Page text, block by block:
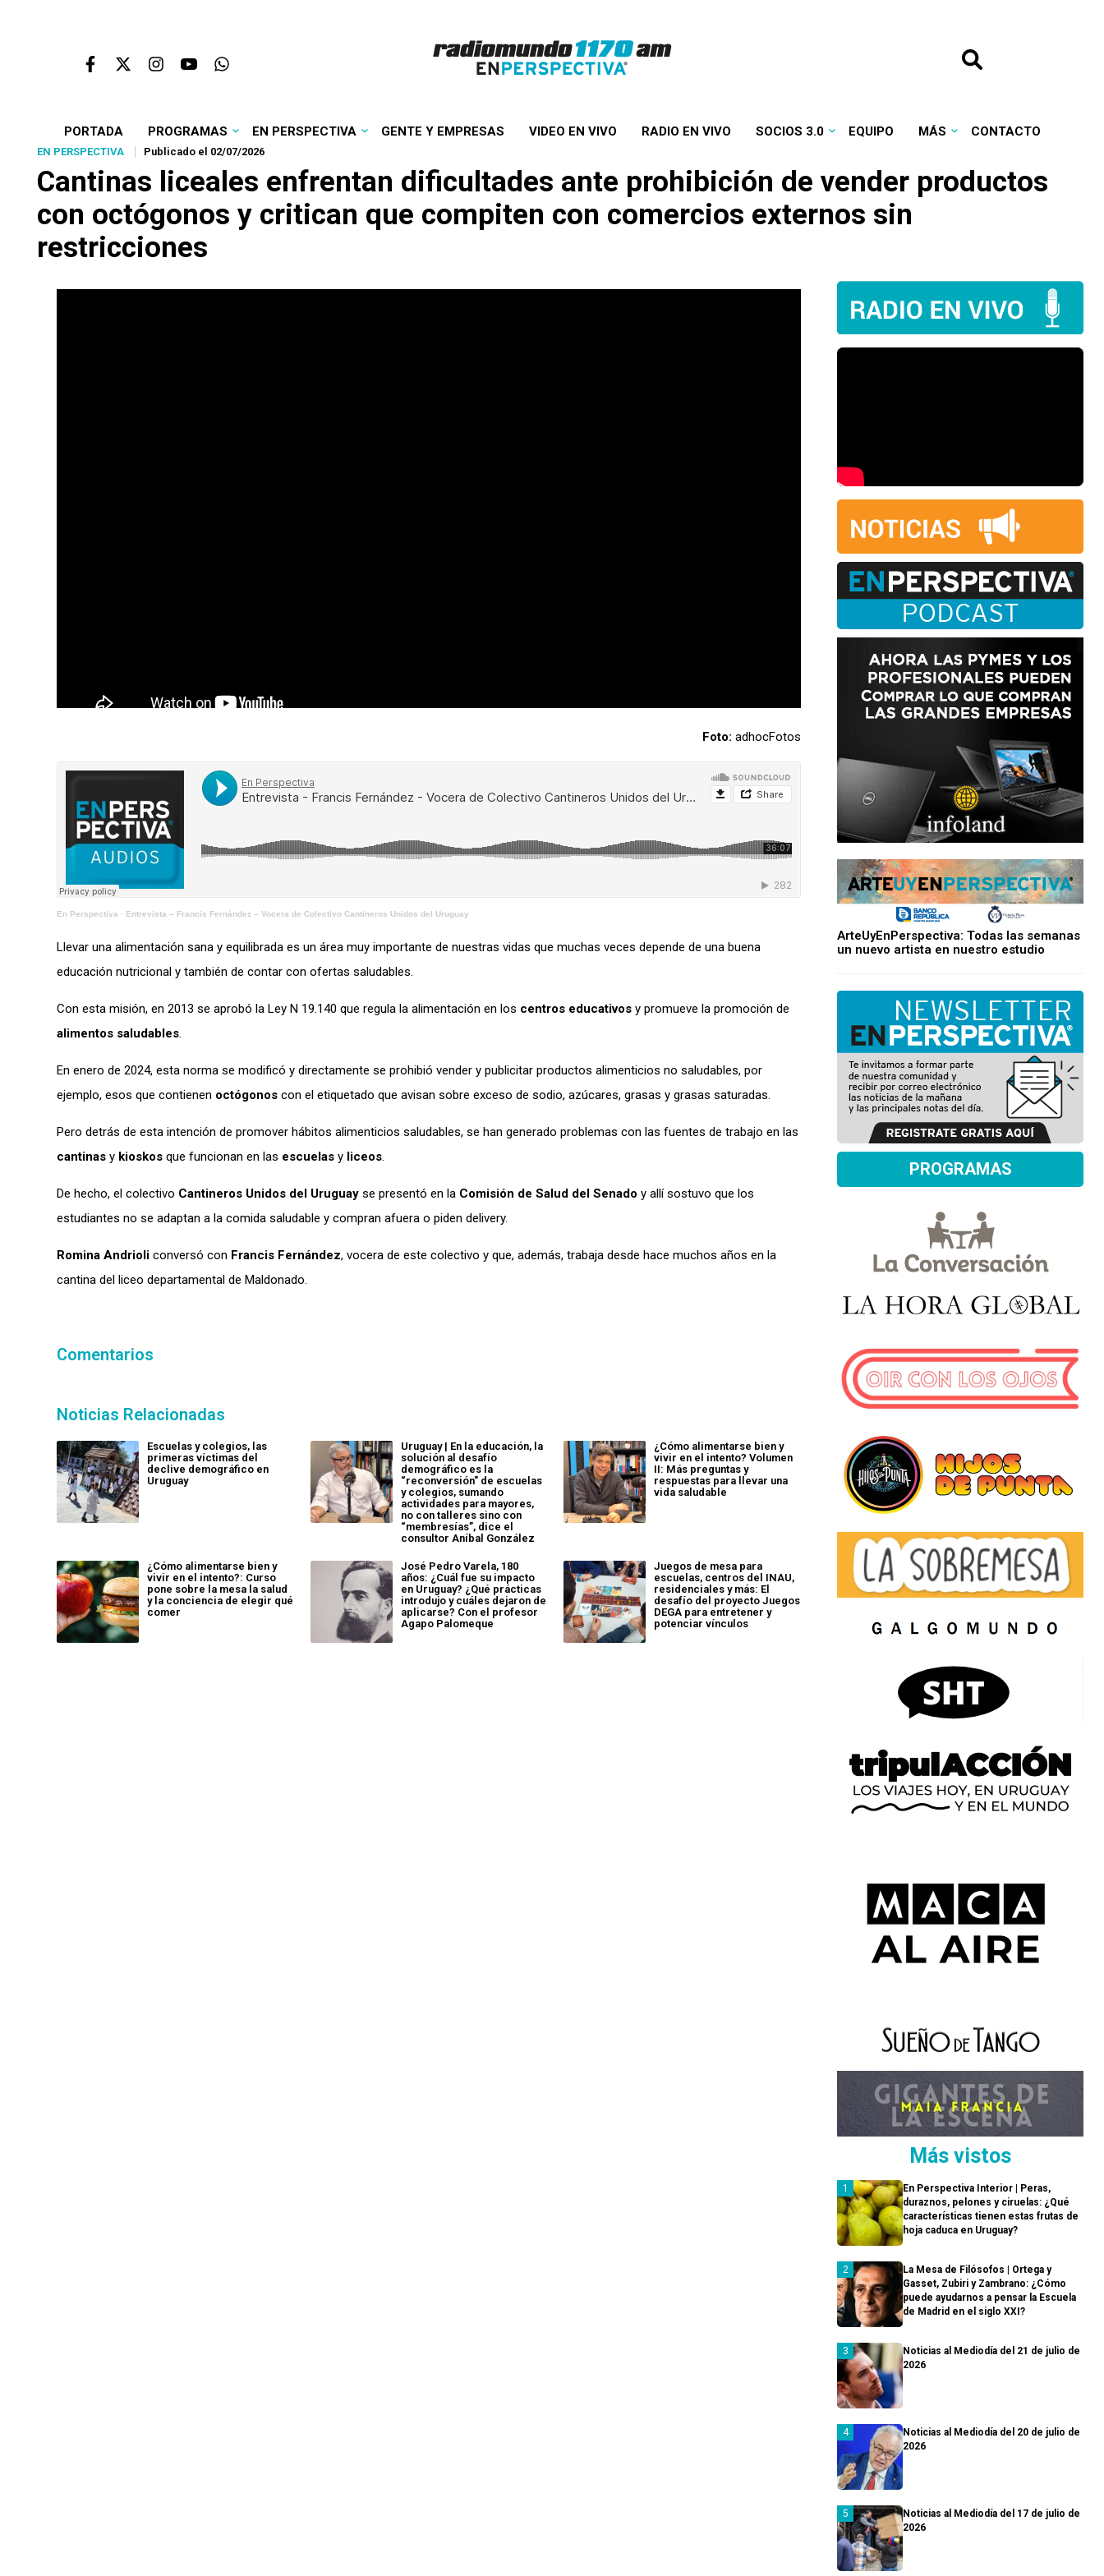
PORTADA PROGRAMAS EN PERSPECTIVA GENTE Y EMPRESAS VIDEO EN VIVO RADIO EN VIVO SOCIOS 3.0 EQUIPO MÁS CONTACTO
EN PERSPECTIVA Publicado el 02/07/2026
Cantinas liceales enfrentan dificultades ante prohibición de vender productos
con octógonos y critican que compiten con comercios externos sin
restricciones
Foto: adhocFotos
En Perspectiva · Entrevista – Francis Fernández – Vocera de Colectivo Cantineros Unidos del Uruguay
Llevar una alimentación sana y equilibrada es un área muy importante de nuestras vidas que muchas veces depende de una buena
educación nutricional y también de contar con ofertas saludables.
Con esta misión, en 2013 se aprobó la Ley N 19.140 que regula la alimentación en los centros educativos y promueve la promoción de
alimentos saludables.
En enero de 2024, esta norma se modificó y directamente se prohibió vender y publicitar productos alimenticios no saludables, por
ejemplo, esos que contienen octógonos con el etiquetado que avisan sobre exceso de sodio, azúcares, grasas y grasas saturadas.
Pero detrás de esta intención de promover hábitos alimenticios saludables, se han generado problemas con las fuentes de trabajo en las
cantinas y kioskos que funcionan en las escuelas y liceos.
De hecho, el colectivo Cantineros Unidos del Uruguay se presentó en la Comisión de Salud del Senado y allí sostuvo que los
estudiantes no se adaptan a la comida saludable y compran afuera o piden delivery.
Romina Andrioli conversó con Francis Fernández, vocera de este colectivo y que, además, trabaja desde hace muchos años en la
cantina del liceo departamental de Maldonado.
Comentarios
Noticias Relacionadas
Escuelas y colegios, las
primeras víctimas del
declive demográfico en
Uruguay
Uruguay | En la educación, la
solución al desafío
demográfico es la
“reconversión" de escuelas
y colegios, sumando
actividades para mayores,
no con talleres sino con
“membresías”, dice el
consultor Aníbal González
¿Cómo alimentarse bien y
vivir en el intento? Volumen
II: Más preguntas y
respuestas para llevar una
vida saludable
¿Cómo alimentarse bien y
vivir en el intento?: Curso
pone sobre la mesa la salud
y la conciencia de elegir qué
comer
José Pedro Varela, 180
años: ¿Cuál fue su impacto
en Uruguay? ¿Qué prácticas
introdujo y cuáles dejaron de
aplicarse? Con el profesor
Agapo Palomeque
Juegos de mesa para
escuelas, centros del INAU,
residenciales y más: El
desafío del proyecto Juegos
DEGA para entretener y
potenciar vínculos
ArteUyEnPerspectiva: Todas las semanas
un nuevo artista en nuestro estudio
PROGRAMAS
Más vistos
En Perspectiva Interior | Peras,
duraznos, pelones y ciruelas: ¿Qué
características tienen estas frutas de
hoja caduca en Uruguay?
La Mesa de Filósofos | Ortega y
Gasset, Zubiri y Zambrano: ¿Cómo
puede ayudarnos a pensar la Escuela
de Madrid en el siglo XXI?
Noticias al Mediodía del 21 de julio de
2026
Noticias al Mediodía del 20 de julio de
2026
Noticias al Mediodía del 17 de julio de
2026